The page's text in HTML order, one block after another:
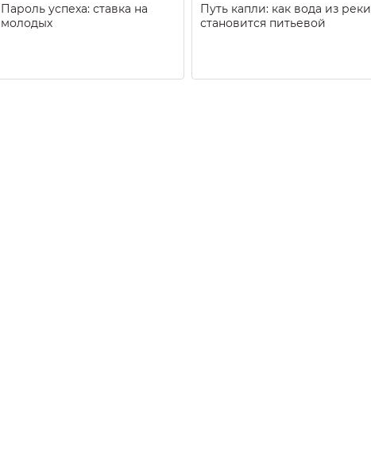
Пароль успеха: ставка на
молодых
Путь капли: как вода из реки
становится питьевой